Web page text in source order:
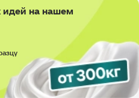
идей на нашем